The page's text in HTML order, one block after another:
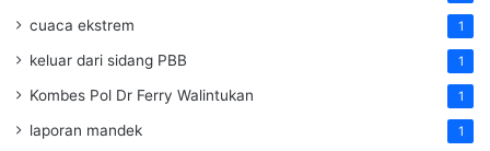
cuaca ekstrem 1
keluar dari sidang PBB 1
Kombes Pol Dr Ferry Walintukan 1
laporan mandek 1